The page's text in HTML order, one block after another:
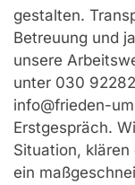
gestalten.
Betreuung und
unsere
unter 030
info@frieden-
Erstgespräch.
Situation,
ein